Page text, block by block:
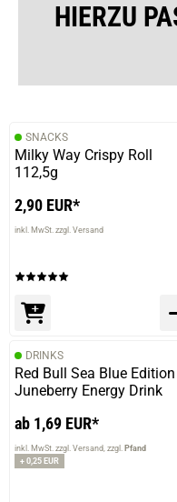
HIERZU
SNACKS
Milky Way Crispy Roll
112,5g
2,90 EUR*
inkl. MwSt. zzgl. Versand
DRINKS
Red Bull Sea Blue Edition
Juneberry Energy Drink
ab 1,69 EUR*
inkl. MwSt. zzgl. Versand zzgl. Pfand
+ 0,25 EUR